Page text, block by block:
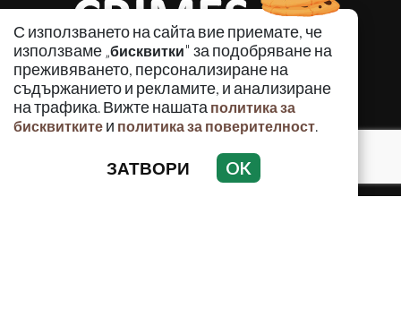
С използването на сайта вие приемате, че
използваме „бисквитки" за подобряване на
преживяването, персонализиране на
съдържанието и рекламите, и анализиране
на трафика. Вижте нашата политика за
бисквитките и политика за поверителност.
ЗАТВОРИ OK
КРИМИНАЛНО
ИНЦИДЕНТИ